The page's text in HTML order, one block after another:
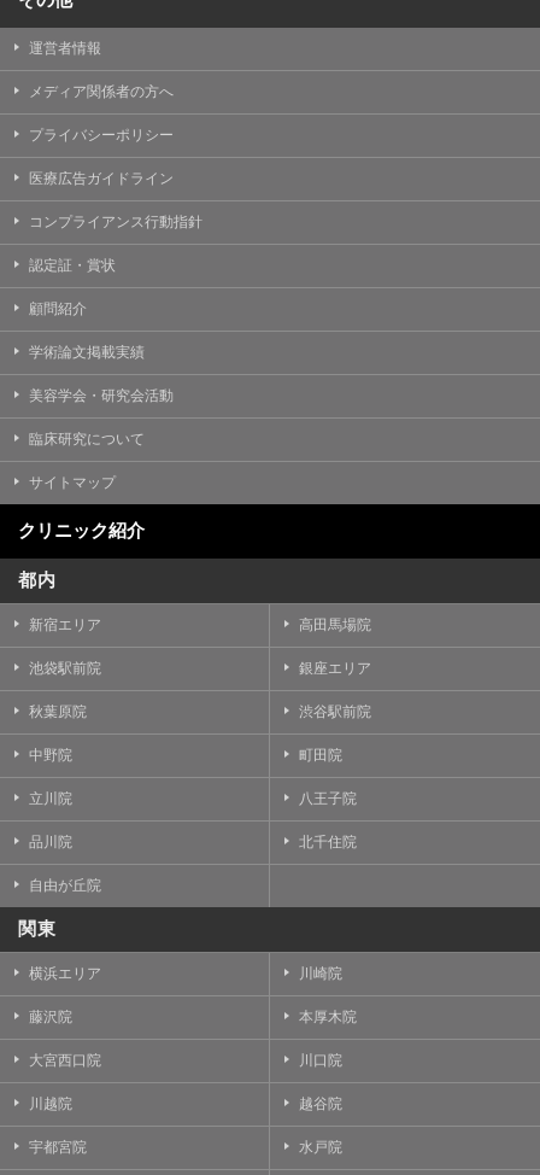
運営者情報
メディア関係者の方へ
プライバシーポリシー
医療広告ガイドライン
コンプライアンス行動指針
認定証・賞状
顧問紹介
学術論文掲載実績
美容学会・研究会活動
臨床研究について
サイトマップ
クリニック紹介
都内
新宿エリア 高田馬場院
池袋駅前院 銀座エリア
秋葉原院 渋谷駅前院
中野院 町田院
立川院 八王子院
品川院 北千住院
自由が丘院
関東
横浜エリア 川崎院
藤沢院 本厚木院
大宮西口院 川口院
川越院 越谷院
宇都宮院 水戸院